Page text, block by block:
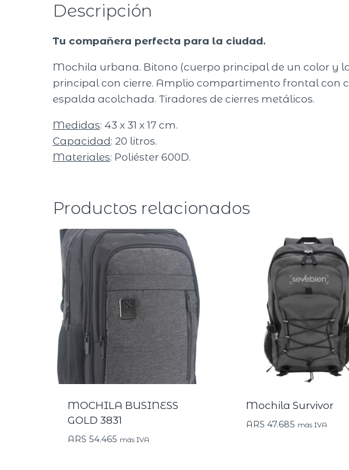
Descripción
Tu compañera perfecta para la ciudad.
Mochila urbana. Bitono (cuerpo principal de un color y
principal con cierre. Amplio compartimento frontal con
espalda acolchada. Tiradores de cierres metálicos.
Medidas: 43 x 31 x 17 cm.
Capacidad : 20 litros.
Materiales: Poliéster 600D.
Productos relacionados
MOCHILA BUSINESS
GOLD 3831
ARS 54.465 más IVA
Mochila Survivor
ARS 47.685 más IVA